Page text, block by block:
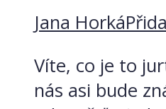
Jana Horká
Víte, co je to
nás asi bude